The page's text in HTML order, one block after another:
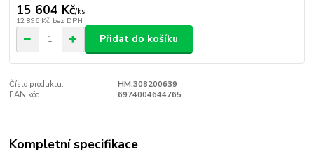
15 604 Kč/ks
12 896 Kč bez DPH
Přidat do košíku
Číslo produktu:
HM.308200639
EAN kód:
6974004644765
Kompletní specifikace